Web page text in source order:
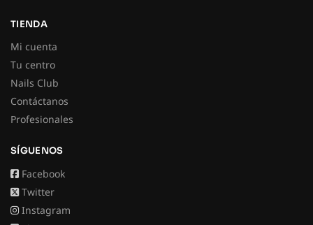
TIENDA
Mi cuenta
Tu centro
Nails Club
Contáctanos
Profesionales
SÍGUENOS
Facebook
Twitter
Instagram